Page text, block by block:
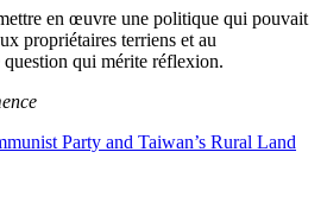
en œuvre une politique qui pouvait
propriétaires terriens et au
question qui mérite réflexion.
Party and Taiwan’s Rural Land